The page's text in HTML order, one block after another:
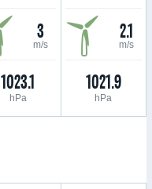
3
m/s
1023.1
hPa
2.1
m/s
1021.9
hPa